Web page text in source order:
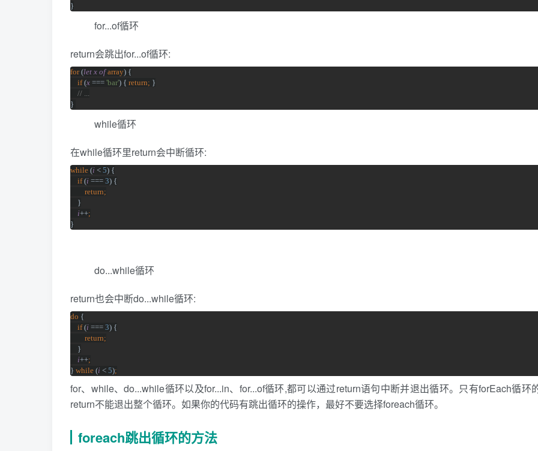
}
for...of循环
return会跳出for...of循环:
for (let x of array) {
if (x === 'bar') { return; }
// ...
}
while循环
在while循环里return会中断循环:
while (i < 5) {
if (i === 3) {
return;
}
i++;
}
do...while循环
return也会中断do...while循环:
do {
if (i === 3) {
return;
}
i++;
} while (i < 5);
for、while、do...while循环以及for...in、for...of循环,都可以通过return语句中断并退出循环。只有forEach循环
return不能退出整个循环。如果你的代码有跳出循环的操作，最好不要选择foreach循环。
foreach跳出循环的方法